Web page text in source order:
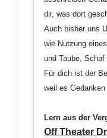
dir, was dort
Auch bisher uns
wie Nutzung
und Taube, Schaf
Für dich ist der
weil es
Lern aus der
Off Theater